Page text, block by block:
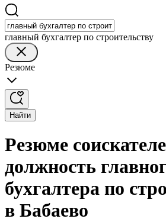
главный бухгалтер по строительству
Резюме
Найти
Резюме
должность
бухгалтера по
в Бабаево